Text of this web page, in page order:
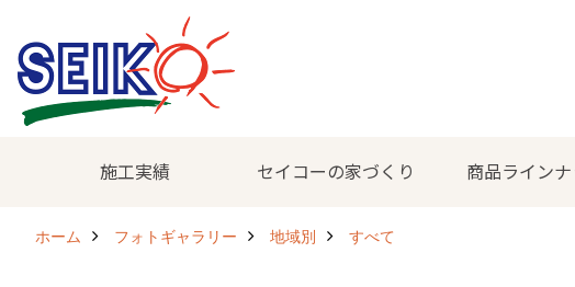
施工実績 セイコーの家づくり 商品ライン
ホーム フォトギャラリー 地域別 すべて